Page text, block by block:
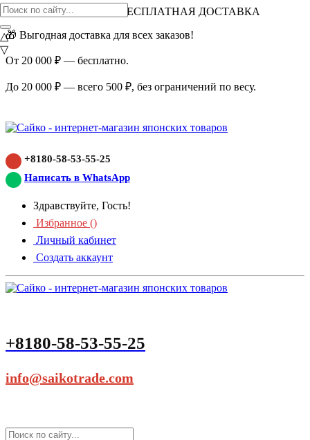
ВНИМАНИЕ АКЦИЯ!
БЕСПЛАТНАЯ ДОСТАВКА
🎁 Выгодная доставка для всех заказов!
От 20 000 ₽ — бесплатно.
До 20 000 ₽ — всего 500 ₽, без ограничений по весу.
+8180-58-53-55-25
Написать в WhatsApp
Здравствуйте, Гость!
Избранное ()
Личный кабинет
Создать аккаунт
+8180-58-53-55-25
info@saikotrade.com
△
▽